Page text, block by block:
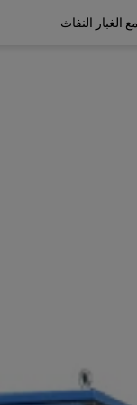
النفاث